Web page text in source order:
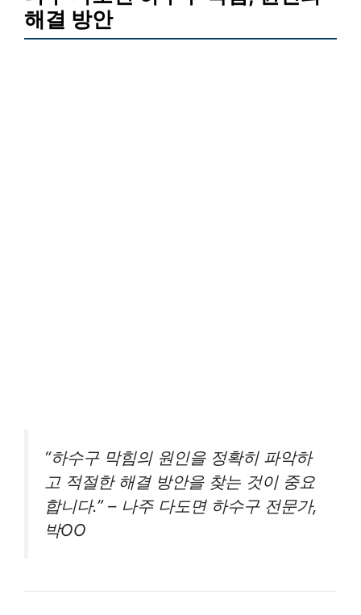
해결 방안
“하수구 막힘의 원인을 정확히 파악하
고 적절한 해결 방안을 찾는 것이 중요
합니다.” – 나주 다도면 하수구 전문가,
박OO